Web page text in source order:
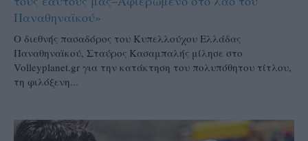
Παναθηναϊκού»
Ο διεθνής πασαδόρος του Κυπελλούχου Ελλάδας
Παναθηναϊκού, Σταύρος Κασαμπαλής μίλησε στο
Volleyplanet.gr για την κατάκτηση του πολυπόθητου τίτλου,
τη φιλόξενη...